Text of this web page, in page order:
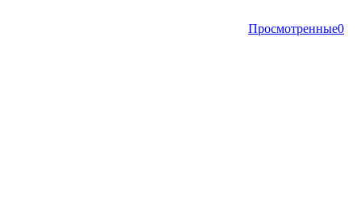
Просмотренные0